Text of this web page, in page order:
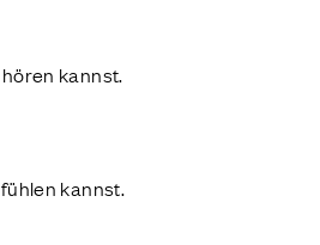
kannst.
kannst.